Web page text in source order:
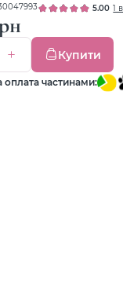
5.00 1
Купити
оплата частинами: